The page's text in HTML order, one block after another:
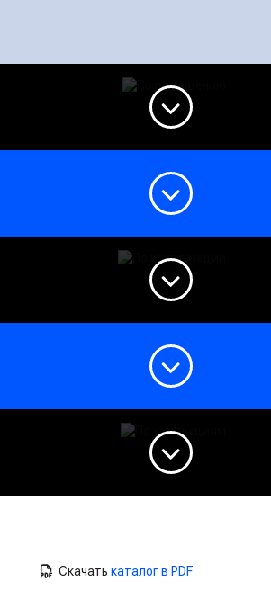
Скачать каталог в PDF